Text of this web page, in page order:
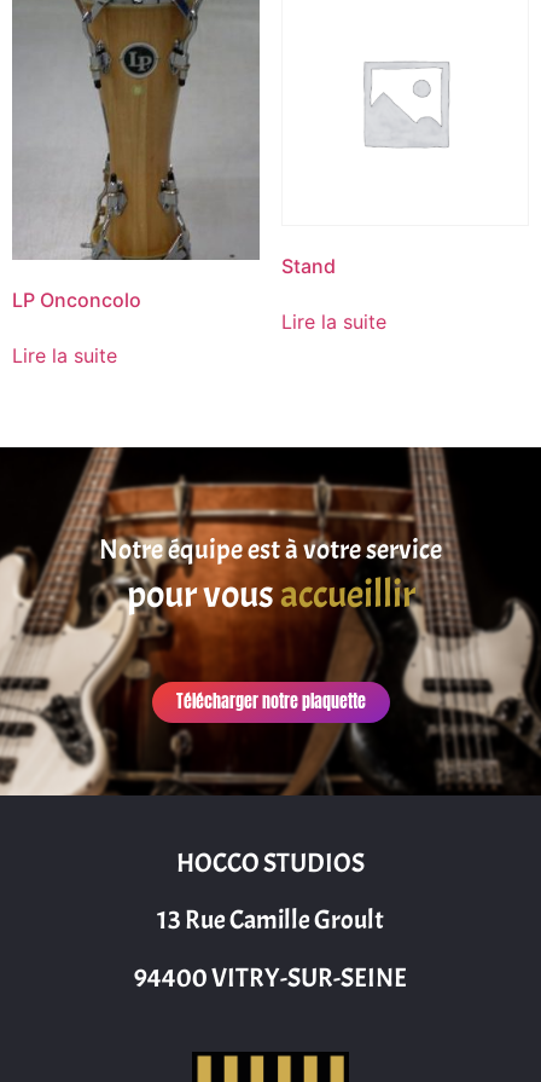
LP Onconcolo
Lire la suite
Stand
Lire la suite
Notre équipe est à votre service
pour vousaccueillir
Télécharger notre plaquette
HOCCO STUDIOS
13 Rue Camille Groult
94400 VITRY-SUR-SEINE